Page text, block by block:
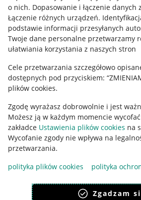
o nich. Dopasowanie i łączenie danych
Łączenie różnych urządzeń.
podstawie informacji przesyłanych
Twoje dane personalne przetwarzamy
ułatwiania korzystania z naszych stron
Cele przetwarzania szczegółowo
dostępnych pod przyciskiem:
plików cookies.
Zgodę wyrażasz dobrowolnie i jest
Możesz ją w każdym momencie
zakładce Ustawienia plików cookies na
Wycofanie zgody nie wpływa na
przetwarzania.
polityka plików cookies
polityka
Zgadzam
Regulamin
Polityka plików "cookies"
Ustawienia plików "cookies"
Udostępnianie lokalizacji
Informacje dla Aktu o Usługach
Pobierz aplikację